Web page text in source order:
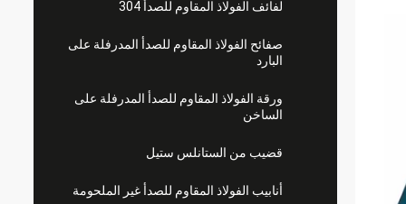
لفائف الفولاذ المقاوم للصدأ 304
صفائح الفولاذ المقاوم للصدأ المدرفلة على
البارد
ورقة الفولاذ المقاوم للصدأ المدرفلة على
الساخن
قضيب من الستانلس ستيل
أنابيب الفولاذ المقاوم للصدأ غير الملحومة